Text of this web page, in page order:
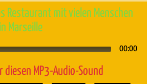
Restaurant mit vielen Menschen
Marseille
00:00
MP3-Audio-Sound